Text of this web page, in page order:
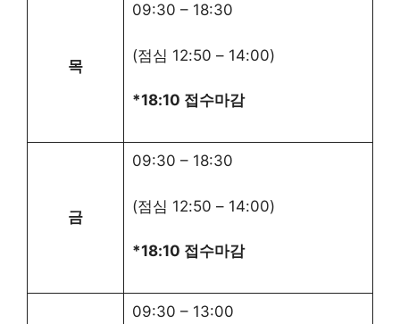
목
09:30 – 18:30
(점심 12:50 – 14:00)
*18:10 접수마감
금
09:30 – 18:30
(점심 12:50 – 14:00)
*18:10 접수마감
09:30 – 13:00